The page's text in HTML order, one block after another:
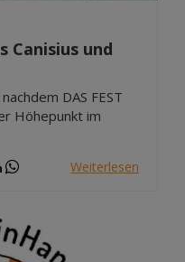
Canisius und
DAS FEST
Höhepunkt im
Weiterlesen